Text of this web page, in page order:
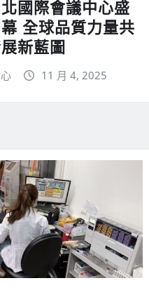
國際會議中心盛
全球品質力量共
新藍圖
11 月 4, 2025